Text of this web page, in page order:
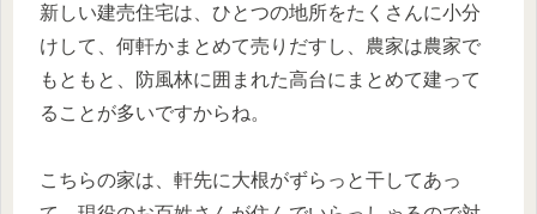
新しい建売住宅は、ひとつの地所をたくさんに小分
けして、何軒かまとめて売りだすし、農家は農家で
もともと、防風林に囲まれた高台にまとめて建って
ることが多いですからね。
こちらの家は、軒先に大根がずらっと干してあっ